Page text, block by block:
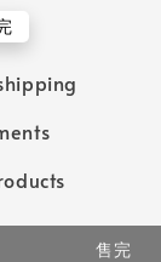
售完